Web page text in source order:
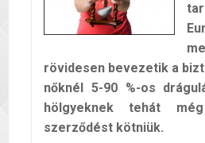
rövidesen bevezetik a
nőknél 5-90 %-os
hölgyeknek tehát
szerződést kötniük.